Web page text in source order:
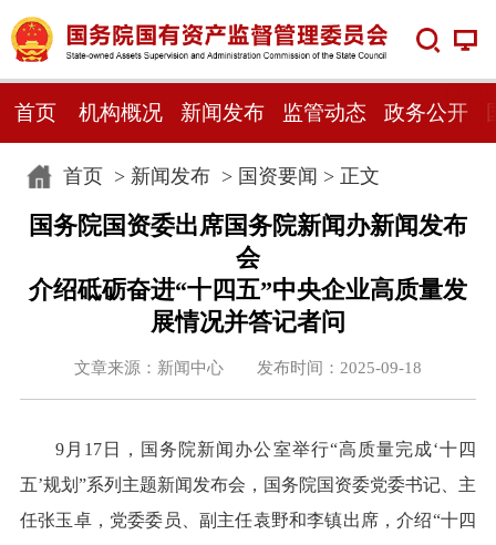
首页 机构概况 新闻发布 监管动态 政务公开
首页> 新闻发布> 国资要闻 > 正文
国务院国资委出席国务院新闻办新闻发布
会
介绍砥砺奋进“十四五”中央企业高质量发
展情况并答记者问
文章来源：新闻中心 发布时间：2025-09-18
9月17日，国务院新闻办公室举行“高质量完成‘十四
五’规划”系列主题新闻发布会，国务院国资委党委书记、主
任张玉卓，党委委员、副主任袁野和李镇出席，介绍“十四